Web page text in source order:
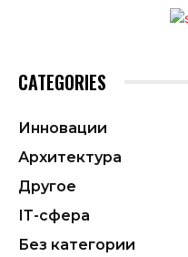
CATEGORIES
Инновации
Архитектура
Другое
ІТ-сфера
Без категории